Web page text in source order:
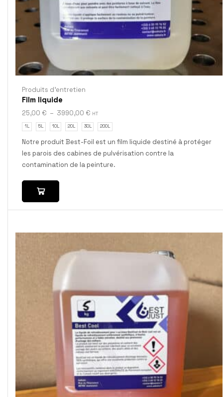
Produits d'entretien
Film liquide
25,00 € – 3990,00 € HT
1L 5L 10L 20L 30L 200L
Notre produit Best-Foil est un film liquide destiné à protéger
les parois des cabines de pulvérisation contre la
contamination de la peinture.